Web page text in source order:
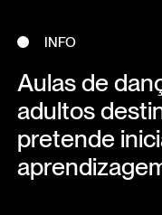
INFO
Aulas de
adultos
pretende